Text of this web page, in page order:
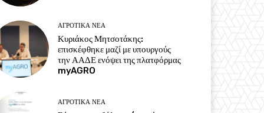
ΑΓΡΟΤΙΚΆ ΝΈΑ
Κυριάκος Μητσοτάκης:
επισκέφθηκε μαζί με υπουργούς
την ΑΑΔΕ ενόψει της πλατφόρμας
myAGRO
ΑΓΡΟΤΙΚΆ ΝΈΑ